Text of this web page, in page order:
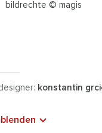
bildrechte © magis
konstantin